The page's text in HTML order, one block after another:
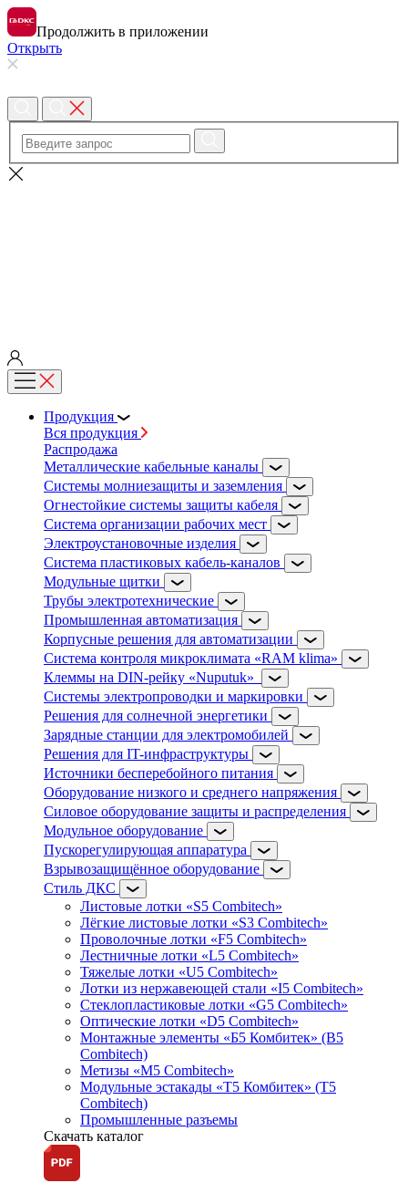
Продолжить в приложении
Открыть
Продукция
Вся продукция
Распродажа
Металлические кабельные каналы
Системы молниезащиты и заземления
Огнестойкие системы защиты кабеля
Система организации рабочих мест
Электроустановочные изделия
Система пластиковых кабель-каналов
Модульные щитки
Трубы электротехнические
Промышленная автоматизация
Корпусные решения для автоматизации
Система контроля микроклимата «RAM klima»
Клеммы на DIN-рейку «Nuputuk»
Системы электропроводки и маркировки
Решения для солнечной энергетики
Зарядные станции для электромобилей
Решения для IT-инфраструктуры
Источники бесперебойного питания
Оборудование низкого и среднего напряжения
Силовое оборудование защиты и распределения
Модульное оборудование
Пускорегулирующая аппаратура
Взрывозащищённое оборудование
Стиль ДКС
Листовые лотки «S5 Combitech»
Лёгкие листовые лотки «S3 Combitech»
Проволочные лотки «F5 Combitech»
Лестничные лотки «L5 Combitech»
Тяжелые лотки «U5 Combitech»
Лотки из нержавеющей стали «I5 Combitech»
Стеклопластиковые лотки «G5 Combitech»
Оптические лотки «D5 Combitech»
Монтажные элементы «Б5 Комбитек» (B5
Combitech)
Метизы «M5 Combitech»
Модульные эстакады «Т5 Комбитек» (T5
Combitech)
Промышленные разъемы
Скачать каталог